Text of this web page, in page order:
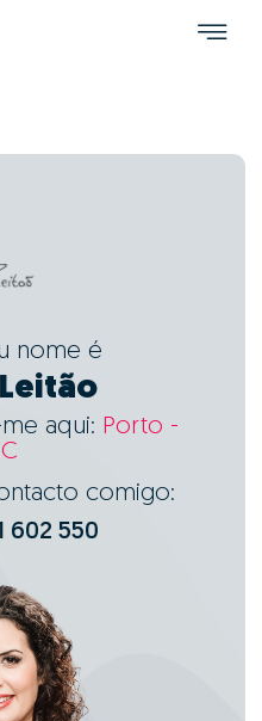
nome é
aqui: Porto -
comigo:
602 550